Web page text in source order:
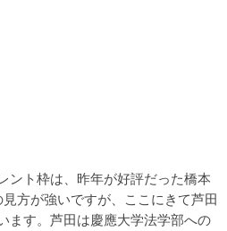
ント枠は、昨年が好評だった橋本
方が強いですが、ここにきて芦田
ます。芦田は慶應大学法学部への